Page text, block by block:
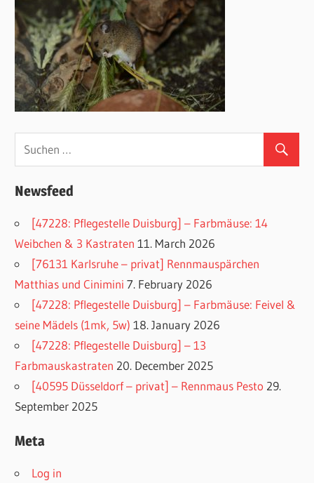
Newsfeed
[47228: Pflegestelle Duisburg] – Farbmäuse: 14
Weibchen & 3 Kastraten 11. March 2026
[76131 Karlsruhe – privat] Rennmauspärchen
Matthias und Cinimini 7. February 2026
[47228: Pflegestelle Duisburg] – Farbmäuse: Feivel &
seine Mädels (1mk, 5w) 18. January 2026
[47228: Pflegestelle Duisburg] – 13
Farbmauskastraten 20. December 2025
[40595 Düsseldorf – privat] – Rennmaus Pesto 29.
September 2025
Meta
Log in